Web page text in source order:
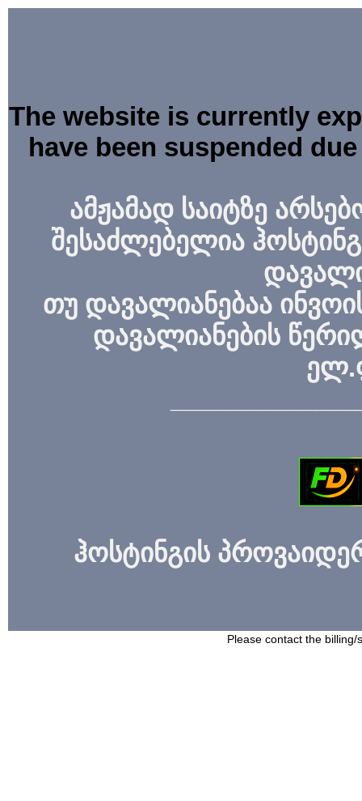
The website is currently
have been suspended
ამჟამად საიტზე
შესაძლებელია
თუ დავალიანებაა
დავალიანების
ჰოსტინგის
Please contact the